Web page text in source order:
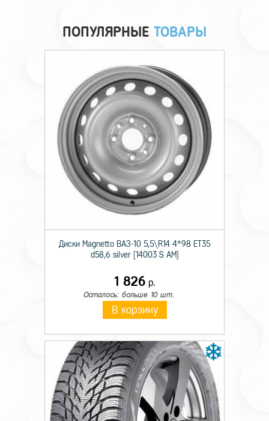
Технические характеристики
Монтажный диаметр 20
Ширина 8,50
Диаметр ступицы 281
Черный
ПОПУЛЯРНЫЕ ТОВАРЫ
Диски Magnetto ВАЗ-10 5,5\R14 4*98 ET35
d58,6 silver [14003 S AM]
1 826р.
Осталось: больше 10 шт.
В корзину